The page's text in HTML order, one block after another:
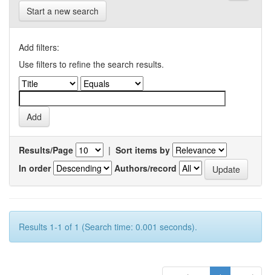
Start a new search
Add filters:
Use filters to refine the search results.
Results/Page | Sort items by
In order
Authors/record
Results 1-1 of 1 (Search time: 0.001 seconds).